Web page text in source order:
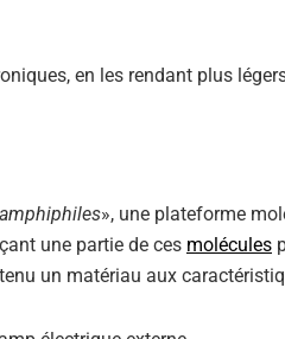
en les rendant plus
», une plateforme
une partie de ces molécules
un matériau aux